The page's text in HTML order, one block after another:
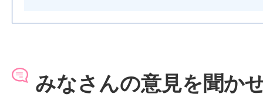
みなさんの意見を聞か